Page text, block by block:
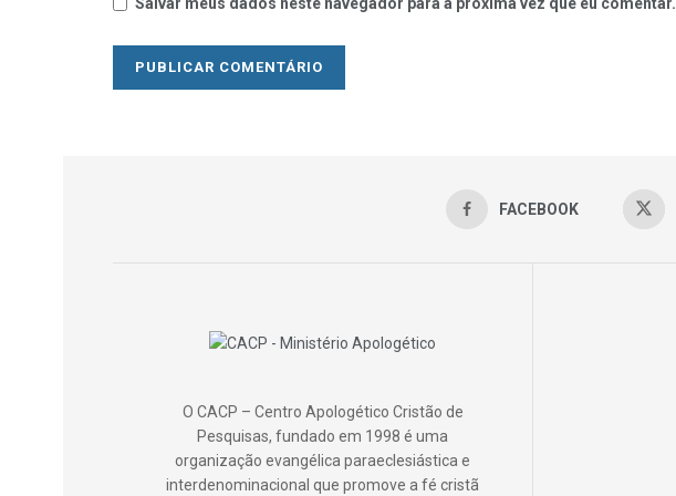
FACEBOOK
O CACP – Centro Apologético Cristão de
Pesquisas, fundado em 1998 é uma
organização evangélica paraeclesiástica e
interdenominacional que promove a fé cristã